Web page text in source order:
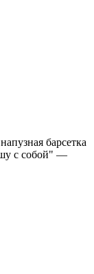
барсетка
с собой" —